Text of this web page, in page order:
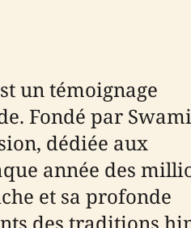
un témoignage
Fondé par Swami
dédiée aux
année des
et sa profonde
des traditions